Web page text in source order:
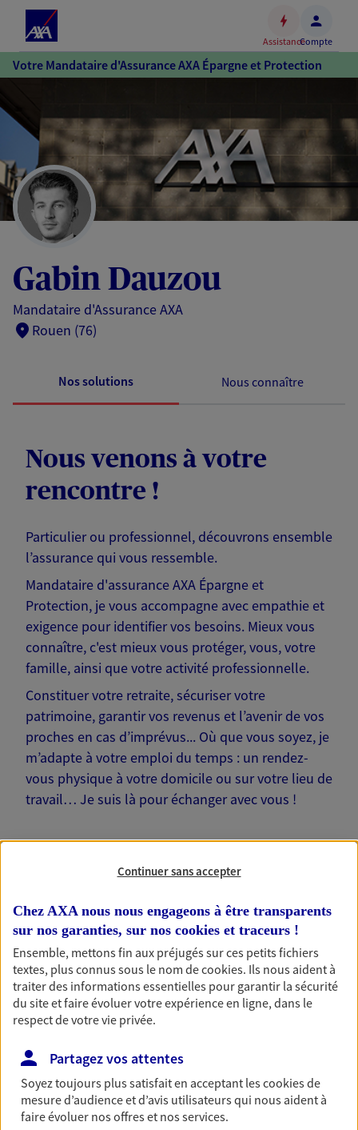
Accéder
au
Accéder
au
pied
de
page
AssistanceCompte
Votre Mandataire d'Assurance AXA Épargne et Protection
Gabin Dauzou
Mandataire d'Assurance AXA
Rouen (76)
Nos solutions Nous connaître
Nous venons à votre
rencontre !
Particulier ou professionnel, découvrons ensemble
l’assurance qui vous ressemble.
Mandataire d'assurance AXA Épargne et
Protection, je vous accompagne avec empathie et
exigence pour identifier vos besoins. Mieux vous
connaître, c'est mieux vous protéger, vous, votre
famille, ainsi que votre activité professionnelle.
Constituer votre retraite, sécuriser votre
patrimoine, garantir vos revenus et l’avenir de vos
proches en cas d’imprévus... Où que vous soyez, je
m’adapte à votre emploi du temps : un rendez-
vous physique à votre domicile ou sur votre lieu de
travail… Je suis là pour échanger avec vous !
Nos offres phares
Épargne
Réalisez vos projets grâce à votre épargne : achat
immobilier, études des enfants ou voyage autour
du monde… Épargnez à votre rythme et
simplement, selon votre profil.
Retraite
Préparez sereinement ce nouveau chapitre de
Continuer sans accepter
Chez AXA nous nous engageons à être transparents
sur nos garanties, sur nos cookies et traceurs !
Ensemble, mettons fin aux préjugés sur ces petits fichiers
textes, plus connus sous le nom decookies. Ils nous aident à
traiter des informations essentielles pour garantir la sécurité
du site et faire évoluer votre expérience en ligne, dans le
respect de votre vie privée.
Partagez vos attentes
Soyez toujours plus satisfait en acceptant lescookiesde
mesure d’audience et d’avis utilisateurs qui nous aident à
faire évoluer nos offres et nos services.